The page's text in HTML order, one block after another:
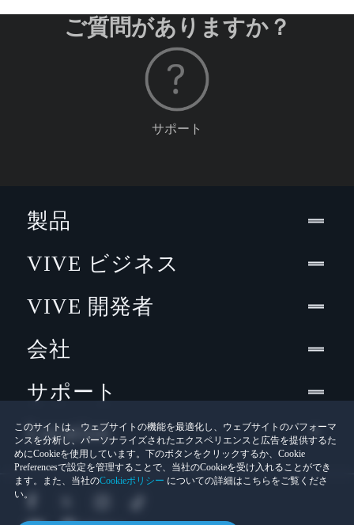
ご質問がありますか？
サポート
このサイトは、ウェブサイトの機能を最適化し、ウェブサイトのパフォーマ
ンスを分析し、パーソナライズされたエクスペリエンスと広告を提供するた
めにCookieを使用しています。下のボタンをクリックするか、Cookie
Preferencesで設定を管理することで、当社のCookieを受け入れることができ
ます。また、当社のCookieポリシー についての詳細はこちらをご覧くださ
い。
製品
VIVE ビジネス
VIVE 開発者
会社
サポート
Location